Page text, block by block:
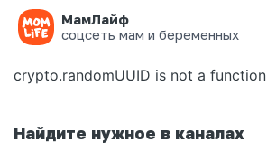
МамЛайф
соцсеть мам и беременных
Ошибка на странице
crypto.randomUUID is not a function
Найдите нужное в каналах